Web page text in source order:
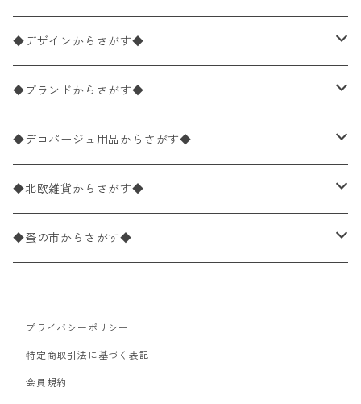
ペーパーナプキン1枚バラ売り
ペーパーナプキン20枚入りパック
ペーパーナプキン10枚入りパック
ライスペーパー
ペーパーリネンナプキン
ワックスペーパー
デコパージュ用品
33×33cm（ランチサイズ）
バラ売り
パック売り
25×25cm（カクテルサイズ）
バラ売り
パック売り
40×40cm（ディナーサイズ）
バラ売り
パック売り
21×21cm（ポケットサイズ）
バラ売り
33cm（ラウンド）
◆デザインからさがす◆
花柄
植物・グリーン柄
動物・鳥・昆虫・蝶柄
海・魚柄
食べ物・フルーツ・野菜・ドリンク柄
食器・カトラリー柄
◆ブランドからさがす◆
ドイツ製 IHR/イア
ランチサイズ
カクテルサイズ
ドイツ製 Ambiente/アンビエンテ
ランチサイズ
ドイツ製 Paperproducts Design
カクテルサイズ
ランチサイズ
カクテルサイズ
ドイツ製 ti-flair/ティーフレア
ランチサイズ
ドイツ製 PAW/パウ
◆デコパージュ用品からさがす◆
デコパージュ液
デコパージュ下地
デコパージュはさみ
3Dデコパージュ
◆北欧雑貨からさがす◆
シリコンモールド
トレイ
ポスター・カレンダー
◆蚤の市からさがす◆
北欧雑貨
デコパージュ用品
プライバシーポリシー
特定商取引法に基づく表記
会員規約